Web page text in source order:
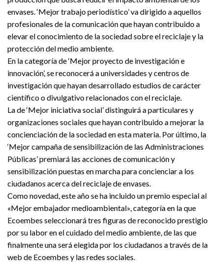
envases. ‘Mejor trabajo periodístico’ va dirigido a aquellos
profesionales de la comunicación que hayan contribuido a
elevar el conocimiento de la sociedad sobre el reciclaje y la
protección del medio ambiente.
En la categoría de ‘Mejor proyecto de investigación e
innovación’, se reconocerá a universidades y centros de
investigación que hayan desarrollado estudios de carácter
científico o divulgativo relacionados con el reciclaje.
La de ‘Mejor iniciativa social’ distinguirá a particulares y
organizaciones sociales que hayan contribuido a mejorar la
concienciación de la sociedad en esta materia. Por último, la
‘Mejor campaña de sensibilización de las Administraciones
Públicas’ premiará las acciones de comunicación y
sensibilización puestas en marcha para concienciar a los
ciudadanos acerca del reciclaje de envases.
Como novedad, este año se ha incluido un premio especial al
«Mejor embajador medioambiental», categoría en la que
Ecoembes seleccionará tres figuras de reconocido prestigio
por su labor en el cuidado del medio ambiente, de las que
finalmente una será elegida por los ciudadanos a través de la
web de Ecoembes y las redes sociales.